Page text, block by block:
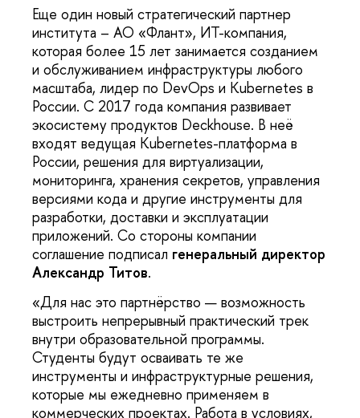
Еще один новый стратегический партнер
института – АО «Флант», ИТ-компания,
которая более 15 лет занимается созданием
и обслуживанием инфраструктуры любого
масштаба, лидер по DevOps и Kubernetes в
России. С 2017 года компания развивает
экосистему продуктов Deckhouse. В неё
входят ведущая Kubernetes-платформа в
России, решения для виртуализации,
мониторинга, хранения секретов, управления
версиями кода и другие инструменты для
разработки, доставки и эксплуатации
приложений. Со стороны компании
соглашение подписал генеральный директор
Александр Титов.
«Для нас это партнёрство — возможность
выстроить непрерывный практический трек
внутри образовательной программы.
Студенты будут осваивать те же
инструменты и инфраструктурные решения,
которые мы ежедневно применяем в
коммерческих проектах. Работа в условиях,